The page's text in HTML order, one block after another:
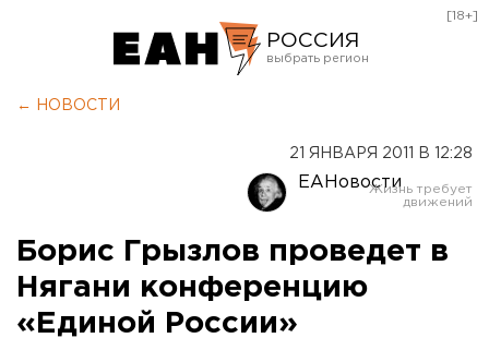
РОССИЯ
Оренбург
[18+]
← НОВОСТИ
21 ЯНВАРЯ 2011 В 12:28
ЕАНовости
Борис Грызлов проведет в
Нягани конференцию
«Единой России»